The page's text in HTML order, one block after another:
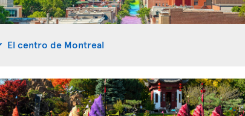
El centro de Montreal